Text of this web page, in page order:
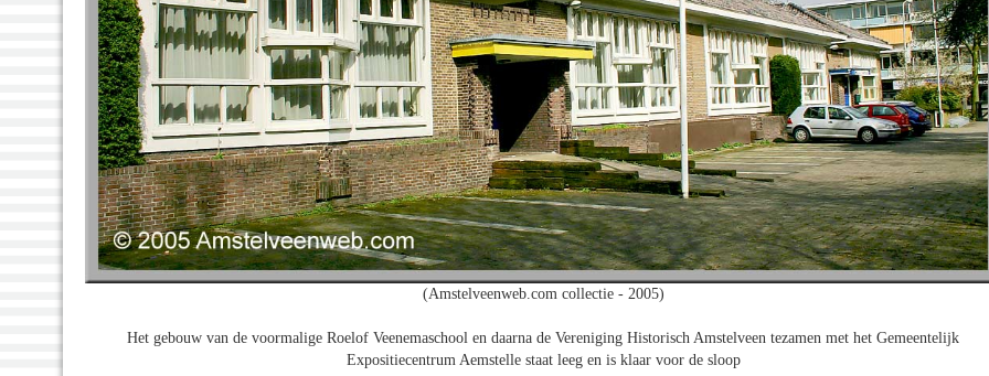
(Amstelveenweb.com collectie - 2005)
Het gebouw van de voormalige Roelof Veenemaschool en daarna de Vereniging Historisch Amstelveen tezamen met het Gemeentelijk
Expositiecentrum Aemstelle staat leeg en is klaar voor de sloop